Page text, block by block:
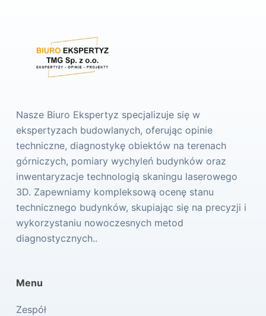
Nasze Biuro Ekspertyz specjalizuje się w
ekspertyzach budowlanych, oferując opinie
techniczne, diagnostykę obiektów na terenach
górniczych, pomiary wychyleń budynków oraz
inwentaryzacje technologią skaningu laserowego
3D. Zapewniamy kompleksową ocenę stanu
technicznego budynków, skupiając się na precyzji i
wykorzystaniu nowoczesnych metod
diagnostycznych..
Menu
Zespół